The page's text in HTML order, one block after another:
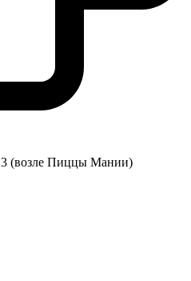
(возле Пиццы Мании)